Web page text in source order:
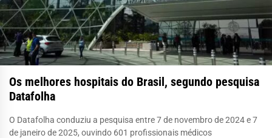
Os melhores hospitais do Brasil, segundo pesquisa
Datafolha
O Datafolha conduziu a pesquisa entre 7 de novembro de 2024 e 7
de janeiro de 2025, ouvindo 601 profissionais médicos